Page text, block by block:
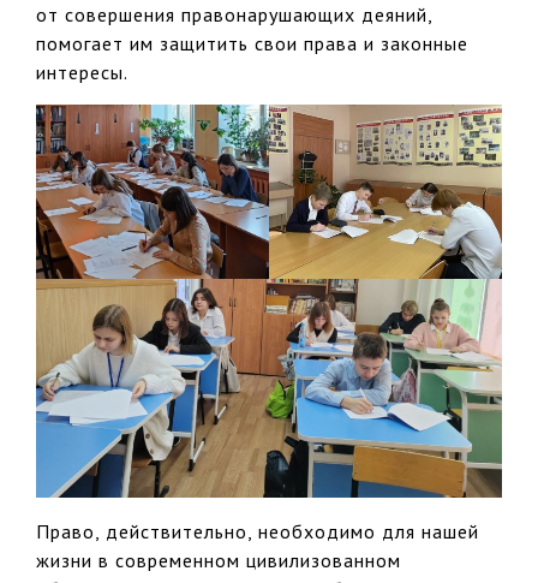
от совершения правонарушающих деяний,
помогает им защитить свои права и законные
интересы.
Право, действительно, необходимо для нашей
жизни в современном цивилизованном